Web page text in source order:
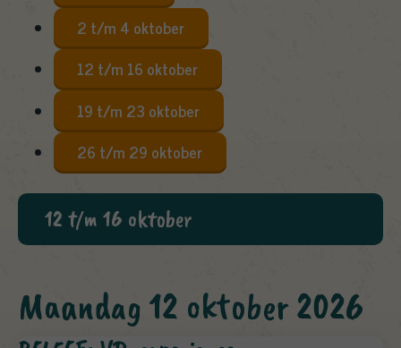
2 t/m 4 oktober
12 t/m 16 oktober
19 t/m 23 oktober
26 t/m 29 oktober
12 t/m 16 oktober
maandag 12 oktober 2026